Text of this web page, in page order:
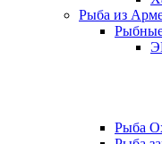
Рыба из
Рыба